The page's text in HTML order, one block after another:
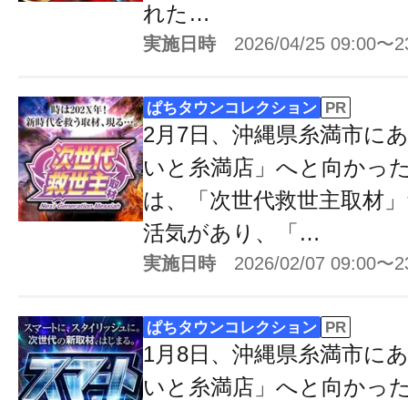
れた…
実施日時 2026/04/25 09:00〜
ぱちタウンコレクション PR
2月7日、沖縄県糸満市に
いと糸満店」へと向かっ
は、「次世代救世主取材
活気があり、「…
実施日時 2026/02/07 09:00〜
ぱちタウンコレクション PR
1月8日、沖縄県糸満市に
いと糸満店」へと向かっ